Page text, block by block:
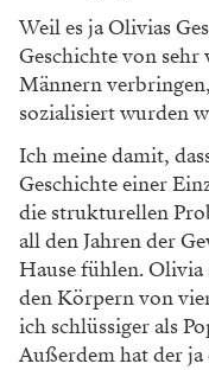
Weil es ja Olivias
Geschichte von
Männern
sozialisiert wurden
Ich meine damit,
Geschichte einer
die strukturellen
all den Jahren der
Hause fühlen. Olivia
den Körpern von
ich schlüssiger als
Außerdem hat der ja